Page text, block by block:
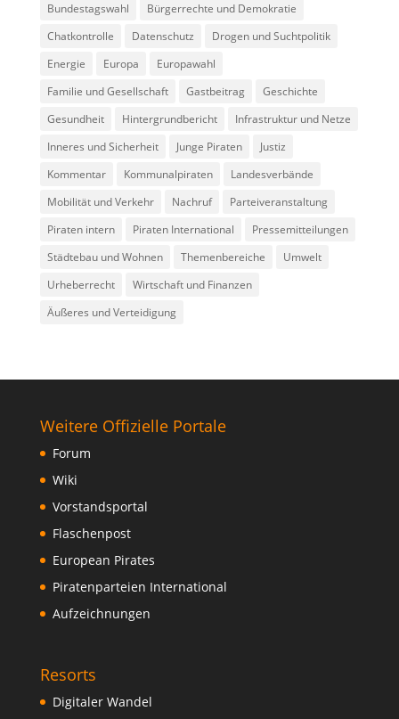
Bundestagswahl
Bürgerrechte und Demokratie
Chatkontrolle
Datenschutz
Drogen und Suchtpolitik
Energie
Europa
Europawahl
Familie und Gesellschaft
Gastbeitrag
Geschichte
Gesundheit
Hintergrundbericht
Infrastruktur und Netze
Inneres und Sicherheit
Junge Piraten
Justiz
Kommentar
Kommunalpiraten
Landesverbände
Mobilität und Verkehr
Nachruf
Parteiveranstaltung
Piraten intern
Piraten International
Pressemitteilungen
Städtebau und Wohnen
Themenbereiche
Umwelt
Urheberrecht
Wirtschaft und Finanzen
Äußeres und Verteidigung
Weitere Offizielle Portale
Forum
Wiki
Vorstandsportal
Flaschenpost
European Pirates
Piratenparteien International
Aufzeichnungen
Resorts
Digitaler Wandel